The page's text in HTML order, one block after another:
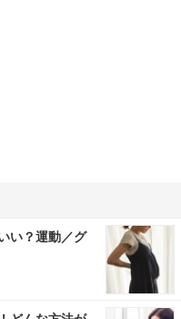
い？運動／グ